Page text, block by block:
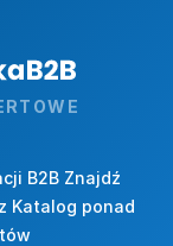
B2B Znajdź
Katalog ponad